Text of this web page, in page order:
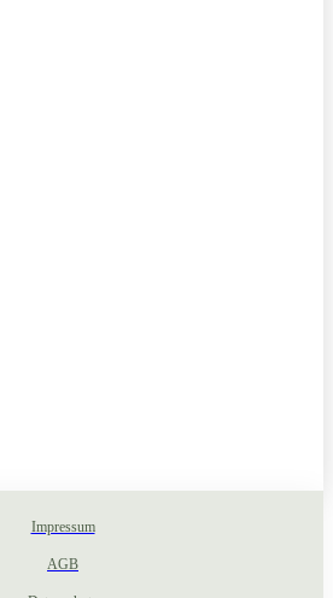
Impressum
AGB